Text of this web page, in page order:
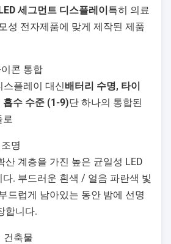
세그먼트 디스플레이특히 의료
성 전자제품에 맞게 제작된 제품
콘 통합
스플레이 대신배터리 수명, 타이
흡수 수준 (1-9)단 하나의 통합된
로
명
산 계층을 가진 높은 균일성 LED
. 부드러운 흰색 / 얼음 파란색 빛
드럽게 남아있는 동안 밤에 선명
합니다.
건축물